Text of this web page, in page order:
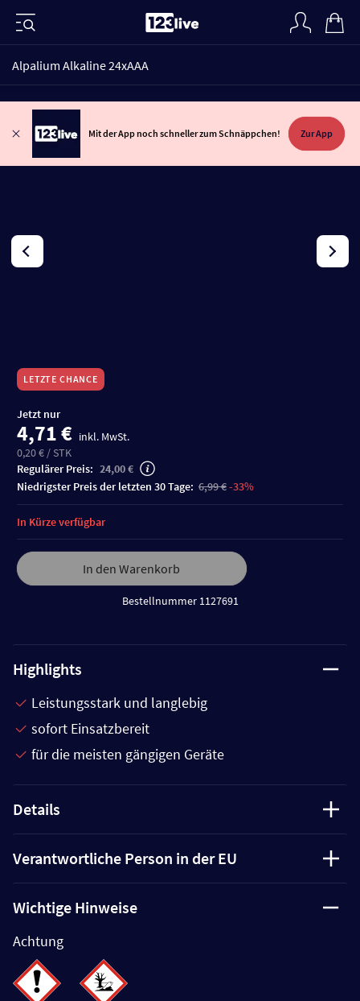
Alpalium Alkaline 24xAAA
Mit der App noch schneller zum Schnäppchen! Zur App
LETZTE CHANCE
Jetzt nur
4,71 € inkl. MwSt.
0,20 € / STK
Regulärer Preis: 24,00 €
niedrigster Preis der letzten 30 Tage: 6,99 €-33%
In den Warenkorb
Bestellnummer 1127691
In Kürze verfügbar
Highlights
Leistungsstark und langlebig
sofort Einsatzbereit
für die meisten gängigen Geräte
Details
Verantwortliche Person in der EU
Wichtige Hinweise
Achtung